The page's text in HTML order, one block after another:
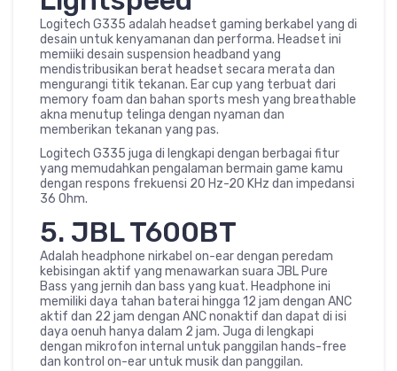
Logitech G335 adalah headset gaming berkabel yang di
desain untuk kenyamanan dan performa. Headset ini
memiiki desain suspension headband yang
mendistribusikan berat headset secara merata dan
mengurangi titik tekanan. Ear cup yang terbuat dari
memory foam dan bahan sports mesh yang breathable
akna menutup telinga dengan nyaman dan
memberikan tekanan yang pas.
Logitech G335 juga di lengkapi dengan berbagai fitur
yang memudahkan pengalaman bermain game kamu
dengan respons frekuensi 20 Hz-20 KHz dan impedansi
36 Ohm.
5. JBL T600BT
Adalah headphone nirkabel on-ear dengan peredam
kebisingan aktif yang menawarkan suara JBL Pure
Bass yang jernih dan bass yang kuat. Headphone ini
memiliki daya tahan baterai hingga 12 jam dengan ANC
aktif dan 22 jam dengan ANC nonaktif dan dapat di isi
daya oenuh hanya dalam 2 jam. Juga di lengkapi
dengan mikrofon internal untuk panggilan hands-free
dan kontrol on-ear untuk musik dan panggilan.